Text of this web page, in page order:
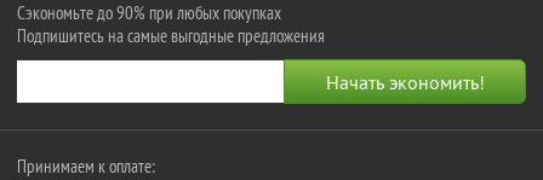
Сэкономьте до 90% при любых покупках
Подпишитесь на самые выгодные предложения
Принимаем к оплате: